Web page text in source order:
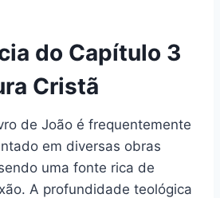
do Capítulo 3
Cristã
de João é frequentemente
em diversas obras
uma fonte rica de
A profundidade teológica